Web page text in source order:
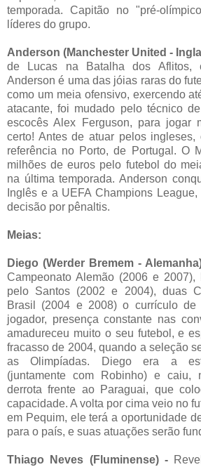
temporada. Capitão no "pré-
líderes do grupo.
Anderson (Manchester United -
de Lucas na Batalha dos Aflitos,
Anderson é uma das jóias raras do
como um meia ofensivo, exercendo
atacante, foi mudado pelo técnico
escocês Alex Ferguson, para jogar
certo! Antes de atuar pelos
referência no Porto, de Portugal. O
milhões de euros pelo futebol do
na última temporada. Anderson
Inglês e a UEFA Champions
decisão por pênaltis.
Meias:
Diego (Werder Bremem -
Campeonato Alemão (2006 e 2007),
pelo Santos (2002 e 2004), duas
Brasil (2004 e 2008) o currículo
jogador, presença constante nas
amadureceu muito o seu futebol, e
fracasso de 2004, quando a seleção
as Olimpíadas. Diego era a
(juntamente com Robinho) e caiu,
derrota frente ao Paraguai, que
capacidade. A volta por cima veio no
em Pequim, ele terá a oportunidade
para o país, e suas atuações serão
Thiago Neves (Fluminense) -